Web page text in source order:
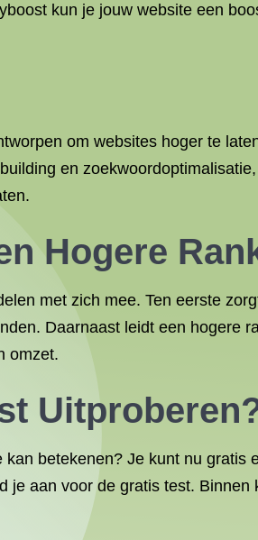
kun je jouw website een
om websites hoger te
en
Hogere
met zich mee. Ten eerste
Daarnaast leidt een hogere
omzet.
betekenen? Je kunt nu
je aan voor de gratis test.